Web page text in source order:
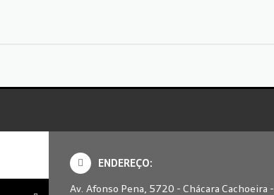
ENDEREÇO:
Av. Afonso Pena, 5720 - Chácara Cachoeira -